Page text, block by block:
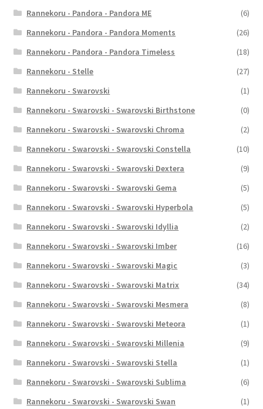
Rannekoru - Pandora - Pandora ME
(6)
Rannekoru - Pandora - Pandora Moments
(26)
Rannekoru - Pandora - Pandora Timeless
(18)
Rannekoru - Stelle
(27)
Rannekoru - Swarovski
(1)
Rannekoru - Swarovski - Swarovski Birthstone
(0)
Rannekoru - Swarovski - Swarovski Chroma
(2)
Rannekoru - Swarovski - Swarovski Constella
(10)
Rannekoru - Swarovski - Swarovski Dextera
(9)
Rannekoru - Swarovski - Swarovski Gema
(5)
Rannekoru - Swarovski - Swarovski Hyperbola
(5)
Rannekoru - Swarovski - Swarovski Idyllia
(2)
Rannekoru - Swarovski - Swarovski Imber
(16)
Rannekoru - Swarovski - Swarovski Magic
(3)
Rannekoru - Swarovski - Swarovski Matrix
(34)
Rannekoru - Swarovski - Swarovski Mesmera
(8)
Rannekoru - Swarovski - Swarovski Meteora
(1)
Rannekoru - Swarovski - Swarovski Millenia
(9)
Rannekoru - Swarovski - Swarovski Stella
(1)
Rannekoru - Swarovski - Swarovski Sublima
(6)
Rannekoru - Swarovski - Swarovski Swan
(1)